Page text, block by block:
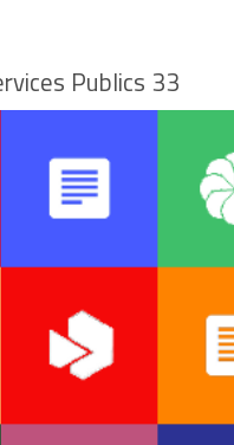
/min)
Atlantique
Publics 33